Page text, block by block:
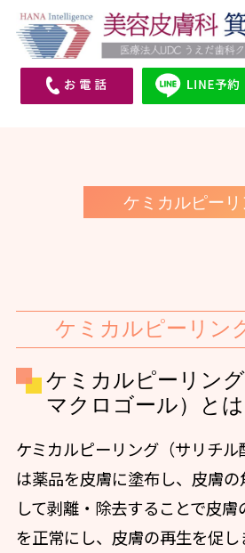
医療法人UDCうえだ歯科クリ
Intelligence美容皮膚科箕面院
は当院へ。シミ取り、ゼオスキ
トックス、ダーマペンなどを取
Hana Intelligence美容皮膚科箕
医療法人UDCうえだ歯科が併
ス、ヒアルロン酸等、取り揃え
ケミカルピーリ
ケミカルピーリン
ケミカルピーリン
マクロゴール）とは
ケミカルピーリング（サリチル
は薬品を皮膚に塗布し、皮膚の
して剥離・除去することで皮
を正常にし、皮膚の再生を促し